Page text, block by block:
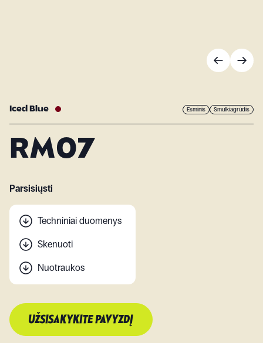
Iced Blue Esminis Smulkiagrūdis
RM07
Parsisiųsti
Techniniai duomenys
Skenuoti
Nuotraukos
UŽSISAKYKITE PAVYZDĮ